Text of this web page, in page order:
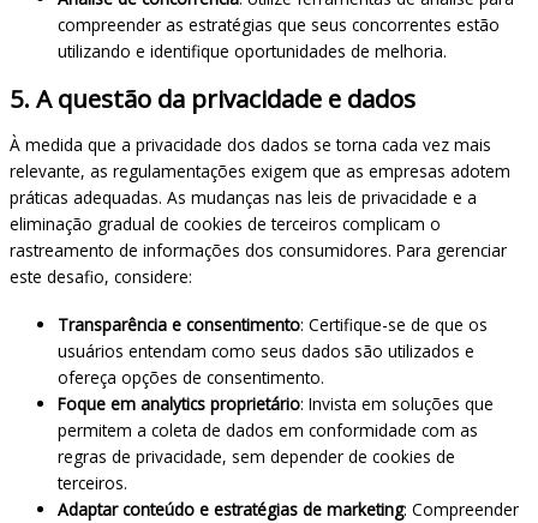
compreender as estratégias que seus concorrentes estão
utilizando e identifique oportunidades de melhoria.
5. A questão da privacidade e dados
À medida que a privacidade dos dados se torna cada vez mais
relevante, as regulamentações exigem que as empresas adotem
práticas adequadas. As mudanças nas leis de privacidade e a
eliminação gradual de cookies de terceiros complicam o
rastreamento de informações dos consumidores. Para gerenciar
este desafio, considere:
Transparência e consentimento: Certifique-se de que os
usuários entendam como seus dados são utilizados e
ofereça opções de consentimento.
Foque em analytics proprietário: Invista em soluções que
permitem a coleta de dados em conformidade com as
regras de privacidade, sem depender de cookies de
terceiros.
Adaptar conteúdo e estratégias de marketing: Compreender